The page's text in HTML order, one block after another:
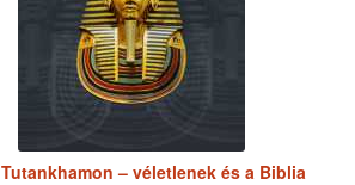
Tutankhamon – véletlenek és a Biblia